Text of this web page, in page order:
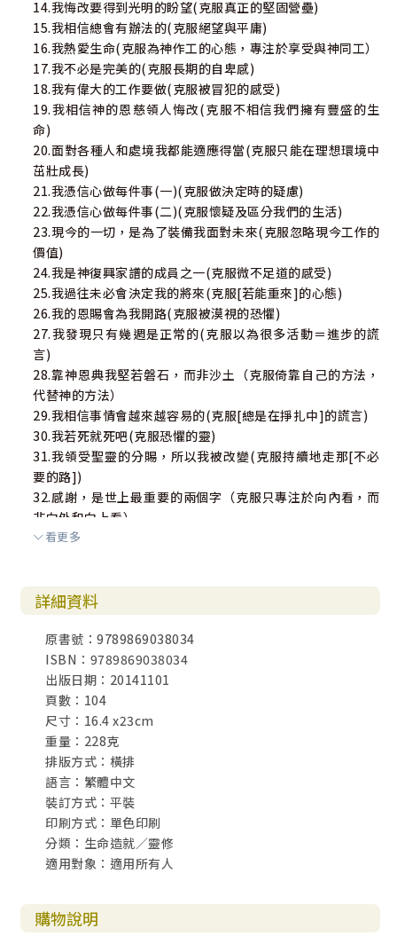
14.我悔改要得到光明的盼望(克服真正的堅固營壘)
15.我相信總會有辦法的(克服絕望與平庸)
16.我熱愛生命(克服為神作工的心態，專注於享受與神同工）
17.我不必是完美的(克服長期的自卑感)
18.我有偉大的工作要做(克服被冒犯的感受)
19.我相信神的恩慈領人悔改(克服不相信我們擁有豐盛的生
命)
20.面對各種人和處境我都能適應得當(克服只能在理想環境中
茁壯成長)
21.我憑信心做每件事(一)(克服做決定時的疑慮)
22.我憑信心做每件事(二)(克服懷疑及區分我們的生活)
23.現今的一切，是為了裝備我面對未來(克服忽略現今工作的
價值)
24.我是神復興家譜的成員之一(克服微不足道的感受)
25.我過往未必會決定我的將來(克服[若能重來]的心態)
26.我的恩賜會為我開路(克服被漠視的恐懼)
27.我發現只有幾週是正常的(克服以為很多活動＝進步的謊
言)
28.靠神恩典我堅若磐石，而非沙土（克服倚靠自己的方法，
代替神的方法）
29.我相信事情會越來越容易的(克服[總是在掙扎中]的謊言)
30.我若死就死吧(克服恐懼的靈)
31.我領受聖靈的分賜，所以我被改變(克服持續地走那[不必
要的路])
32.感謝，是世上最重要的兩個字（克服只專注於向內看，而
非向外和向上看）
33.聖經，我的新腦袋(克服用宗教的心態讀聖經)
者的恐懼）
36.我做比別人預期的更多(克服倚靠頭銜和更多財富來晉升上
流地位)
37.我為他人受祝福而歡欣(克服因別人的成功而感到受威脅)
38.我選擇至高的道路(克服拆毀關係上的橋樑)
39.我願為他人捨命(克服自私的生活)
40.刻意放些東西，讓我在路上能遇見(克服忘記做重要的事的
技巧)
41.我不擔心會錯過恩典(克服[永遠做不夠]的謊言)
42.我看每個困難都是機會(克服只看到障礙而沒看到機會)
43.我歡迎阻力(克服害怕受苦的心態)
44.我熱情地服事領袖(克服自我中心及靈裡低沈)
45.我被燃燒的異象點燃起來(克服內心缺乏熱情的生活方式)
46.我確信光明比黑暗更有能力(克服賦予魔鬼能力的信念)
48.我最重要的身分是一個敬拜者(克服生活與事工上的錯誤焦
點)
看更多
詳細資料
原書號：9789869038034
ISBN：9789869038034
出版日期：20141101
頁數：104
尺寸：16.4 x23cm
重量：228克
排版方式：橫排
語言：繁體中文
裝訂方式：平裝
印刷方式：單色印刷
分類：生命造就／靈修
適用對象：適用所有人
購物說明